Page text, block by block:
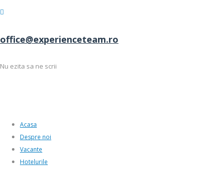
office@experienceteam.ro
Nu ezita sa ne scrii
Acasa
Despre noi
Vacante
Hotelurile